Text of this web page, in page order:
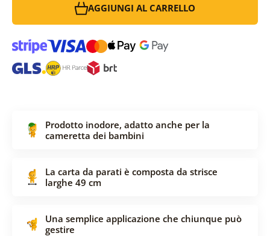
AGGIUNGI AL CARRELLO
Prodotto inodore, adatto anche per la
cameretta dei bambini
La carta da parati è composta da strisce
larghe 49 cm
Una semplice applicazione che chiunque può
gestire